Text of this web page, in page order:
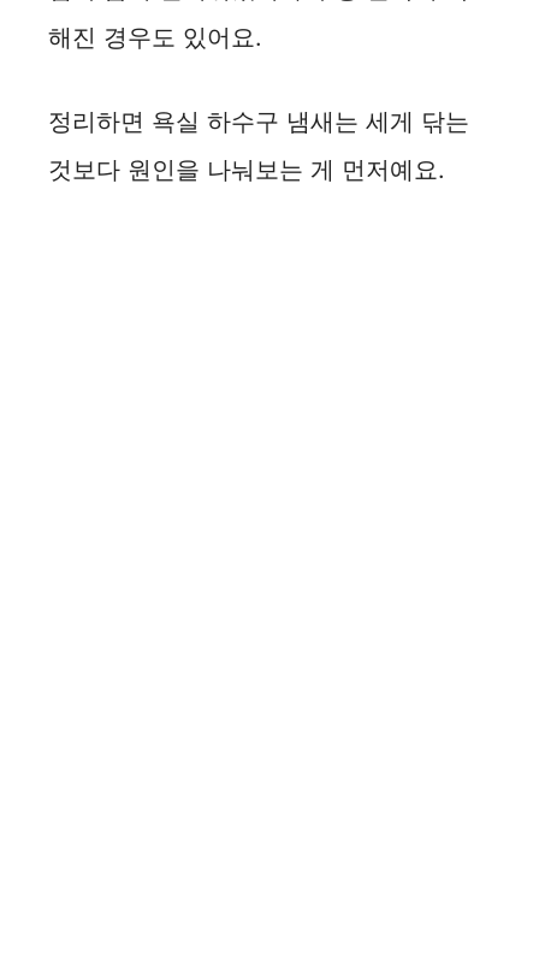
해진 경우도 있어요.
정리하면 욕실 하수구 냄새는 세게 닦는
것보다 원인을 나눠보는 게 먼저예요.